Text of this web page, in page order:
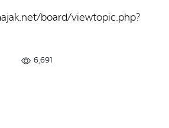
board/viewtopic.php?
6,691